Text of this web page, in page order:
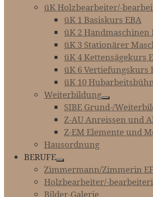
üK Holzbearbeiter/-
üK 1 Basiskurs EBA
üK 2 Handmaschinen
üK 3 Stationärer
üK 4 Kettensägekurs
üK 6 Vertiefungskurs
üK 10
Weiterbildung
SIBE Grund-/
Z-AU Anreissen und
Z-EM Elemente und
Hausordnung
BERUFE
Zimmermann/Zimmerin
Holzbearbeiter/-
Bilder-Galerie